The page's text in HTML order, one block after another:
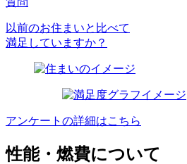
以前のお住まいと比べて
満足していますか？
アンケートの詳細はこちら
性能・燃費について